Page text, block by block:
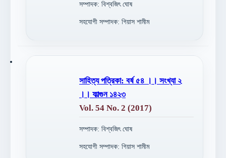
সম্পাদক: বিশ্বজিৎ ঘোষ
সহযোগী সম্পাদক: গিয়াস শামীম
সাহিত্য পত্রিকা: বর্ষ ৫৪ ।। সংখ্যা ২
।। ফাল্গুন ১৪২৩
Vol. 54 No. 2 (2017)
সম্পাদক: বিশ্বজিৎ ঘোষ
সহযোগী সম্পাদক: গিয়াস শামীম